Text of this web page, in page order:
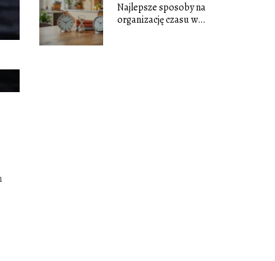
Najlepsze sposoby na
organizację czasu w